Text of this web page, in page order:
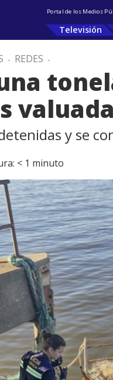
Portal de los Medios
Televisión
. REDES .
y se
< 1 minuto